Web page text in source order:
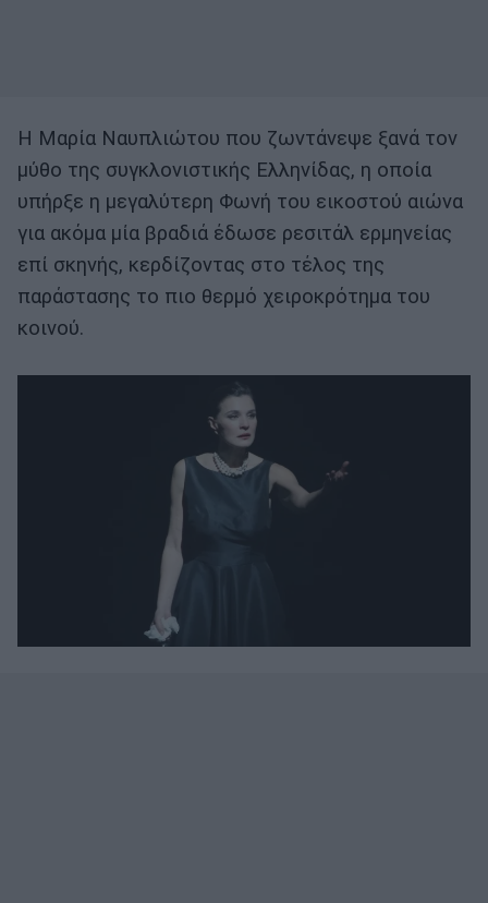
Η Μαρία Ναυπλιώτου που ζωντάνεψε ξανά τον
μύθο της συγκλονιστικής Ελληνίδας, η οποία
υπήρξε η μεγαλύτερη Φωνή του εικοστού αιώνα
για ακόμα μία βραδιά έδωσε ρεσιτάλ ερμηνείας
επί σκηνής, κερδίζοντας στο τέλος της
παράστασης το πιο θερμό χειροκρότημα του
κοινού.